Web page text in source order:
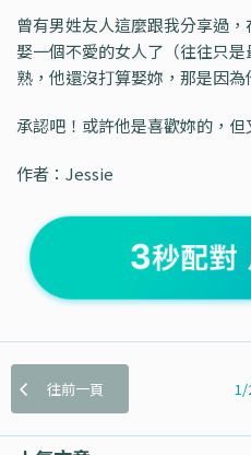
曾有男姓友人這麼跟我分享過
娶一個不愛的女人了（往往只
熟，他還沒打算娶妳，那是因為
承認吧！或許他是喜歡妳的，但
作者：Jessie
往前一頁 1/